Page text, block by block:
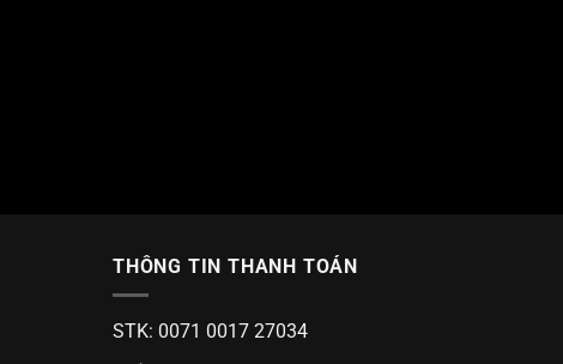
THÔNG TIN THANH TOÁN
STK: 0071 0017 27034